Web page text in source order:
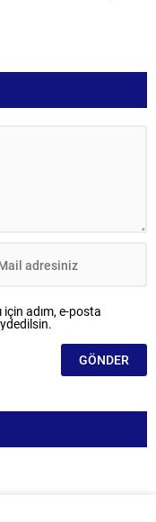
tarafından
Önemi Burhanettin
adım, e-posta